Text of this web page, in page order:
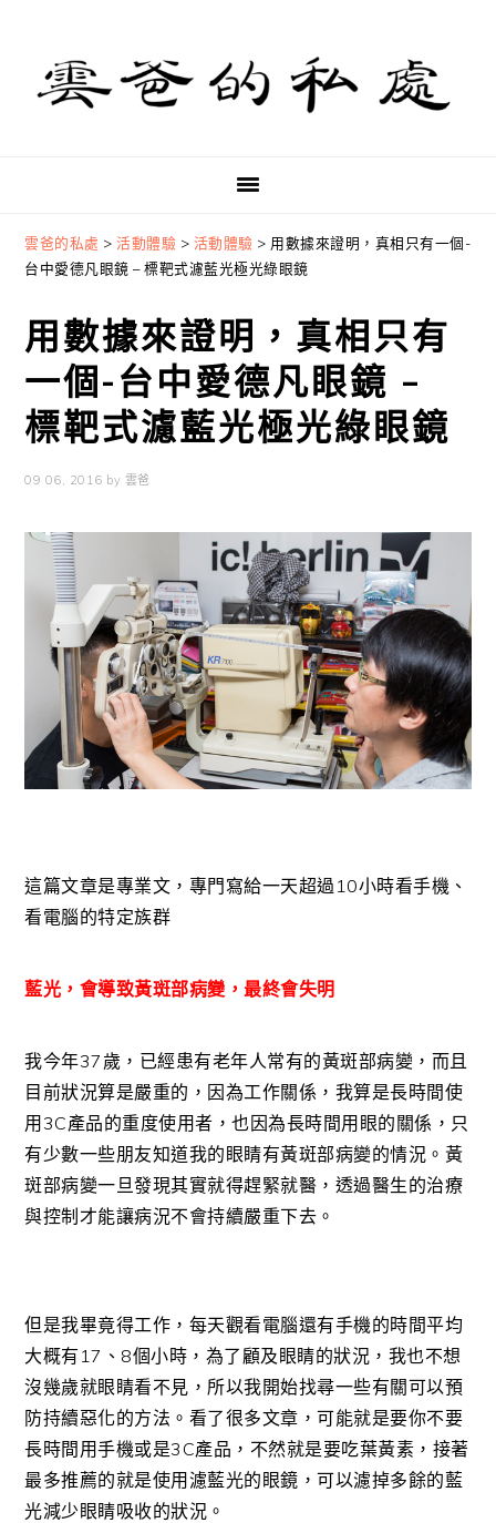
primary
navigation
content
primary
sidebar
雲爸的私處 >活動體驗 > 活動體驗 > 用數據來證明，真相只有一個-
台中愛德凡眼鏡 – 標靶式濾藍光極光綠眼鏡
用數據來證明，真相只有
一個-台中愛德凡眼鏡 –
標靶式濾藍光極光綠眼鏡
09 06, 2016 by 雲爸
這篇文章是專業文，專門寫給一天超過10小時看手機、
看電腦的特定族群
藍光，會導致黃斑部病變，最終會失明
我今年37歲，已經患有老年人常有的黃斑部病變，而且
目前狀況算是嚴重的，因為工作關係，我算是長時間使
用3C產品的重度使用者，也因為長時間用眼的關係，只
有少數一些朋友知道我的眼睛有黃斑部病變的情況。黃
斑部病變一旦發現其實就得趕緊就醫，透過醫生的治療
與控制才能讓病況不會持續嚴重下去。
但是我畢竟得工作，每天觀看電腦還有手機的時間平均
大概有17、8個小時，為了顧及眼睛的狀況，我也不想
沒幾歲就眼睛看不見，所以我開始找尋一些有關可以預
防持續惡化的方法。看了很多文章，可能就是要你不要
長時間用手機或是3C產品，不然就是要吃葉黃素，接著
最多推薦的就是使用濾藍光的眼鏡，可以濾掉多餘的藍
光減少眼睛吸收的狀況。